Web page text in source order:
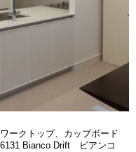
ークトップ、カップボード
Bianco Drift ビアンコ